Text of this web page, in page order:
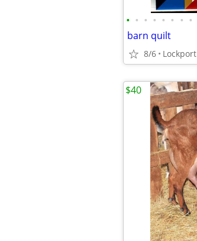
• • • • • • • •
barn quilt
8/6 Lockport
$40